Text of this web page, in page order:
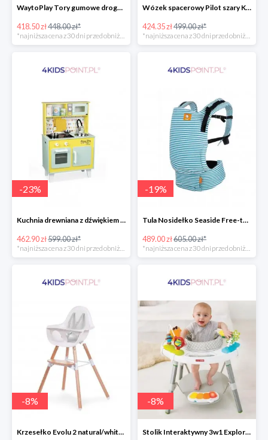
WaytoPlay Tory gumowe droga do układnia dla dzieci 40 elem.
418.50 zł448.00 zł*
*najniższa cena z 30 dni przed obniżką
Wózek spacerowy Pilot szary Kinderkraft
424.35 zł499.00 zł*
*najniższa cena z 30 dni przed obniżką
-23%
Kuchnia drewniana z dźwiękiem i z 7 akcesoriami Happy Day Janod
462.90 zł599.00 zł*
-19%
Tula Nosidełko Seaside Free-to-Grow
489.00 zł605.00 zł*
-8%
Krzesełko Evolu 2 natural/white Childhome
-8%
Stolik Interaktywny 3w1 Explore & More Skip Hop